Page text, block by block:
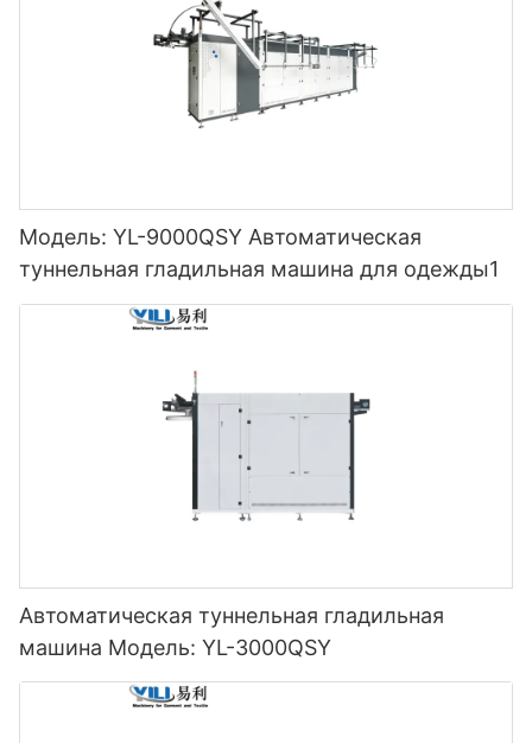
Модель: YL-9000QSY Автоматическая
туннельная гладильная машина для одежды1
Автоматическая туннельная гладильная
машина Модель: YL-3000QSY